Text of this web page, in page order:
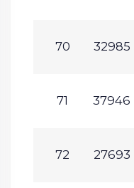
70 32985
71 37946
72 27693